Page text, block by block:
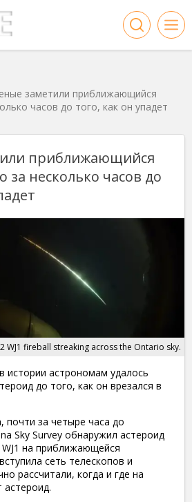
заметили приближающийся
часов до того, как он упадет
приближающийся
за несколько часов до
WJ1 fireball streaking across the Ontario sky.
истории астрономам удалось
до того, как он врезался в
почти за четыре часа до
Sky Survey обнаружил астероид
на приближающейся
сеть телескопов и
рассчитали, когда и где на